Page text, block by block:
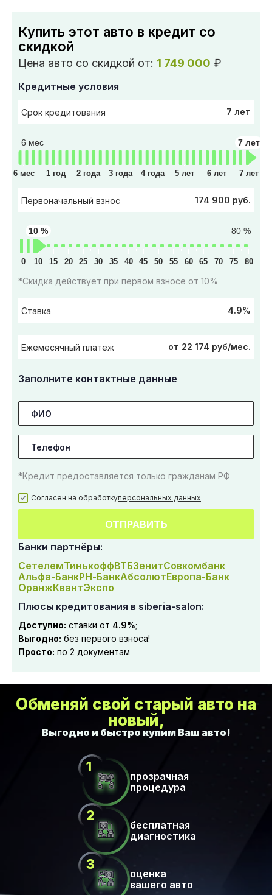
Купить этот авто в кредит со
скидкой
Цена авто со скидкой от: 1 749 000 ₽
Кредитные условия
Срок кредитования 7 лет
6 мес 7 лет
6 мес 1 год 2 года 3 года 4 года 5 лет 6 лет 7 лет
Первоначальный взнос 174 900 руб.
80 %
10 %
0 10 15 20 25 30 35 40 45 50 55 60 65 70 75 80
*Скидка действует при первом взносе от 10%
Ставка 4.9%
Ежемесячный платеж от 22 174 руб/мес.
Заполните контактные данные
*Кредит предоставляется только гражданам РФ
Согласен на обработкуперсональных данных
ОТПРАВИТЬ
Банки партнёры:
СетелемТинькоффВТБЗенитСовкомбанк
Альфа-БанкРН-БанкАбсолютЕвропа-Банк
ОранжКвантЭкспо
Плюсы кредитования в siberia-salon:
Доступно: ставки от 4.9%;
Выгодно: без первого взноса!
Просто: по 2 документам
Обменяй свой старый авто на
новый,
прозрачная
процедура
бесплатная
диагностика
оценка
вашего авто